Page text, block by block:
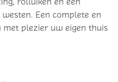
Een complete en
plezier uw eigen thuis